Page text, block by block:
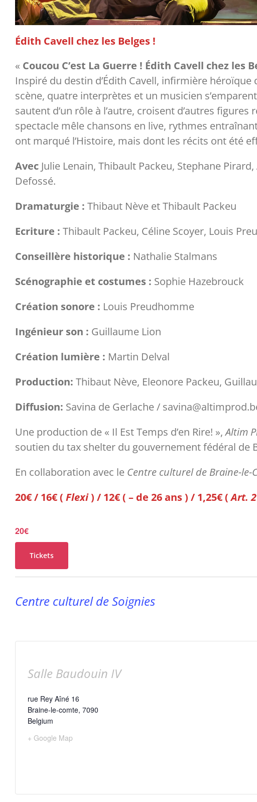
Édith Cavell chez les Belges !
« Coucou C’est La Guerre ! Édith Cavell chez les
Inspiré du destin d’Édith Cavell, infirmière
scène, quatre interprètes et un musicien
sautent d’un rôle à l’autre, croisent d’autres
spectacle mêle chansons en live, rythmes
ont marqué l’Histoire, mais dont les récits ont été
Avec Julie Lenain, Thibault Packeu, Stephane
Defossé.
Dramaturgie : Thibaut Nève et Thibault Packeu
Ecriture : Thibault Packeu, Céline Scoyer, Louis
Conseillère historique : Nathalie Stalmans
Scénographie et costumes : Sophie Hazebrouck
Création sonore : Louis Preudhomme
Ingénieur son : Guillaume Lion
Création lumière : Martin Delval
Production: Thibaut Nève, Eleonore Packeu,
Diffusion: Savina de Gerlache /
Une production de « Il Est Temps d’en Rire! »,Altim
soutien du tax shelter du gouvernement fédéral de
En collaboration avec le Centre culturel de Braine-le-
20€ / 16€ ( Flexi) / 12€ ( – de 26 ans ) / 1,25€ (Art.
20€
Tickets
Centre culturel de Soignies
Salle Baudouin IV
rue Rey Aîné 16
Braine-le-comte, 7090
Belgium
+ Google Map